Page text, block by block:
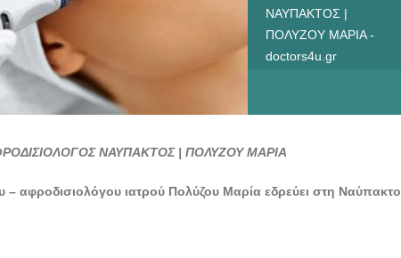
ΝΑΥΠΑΚΤΟΣ |
ΠΟΛΥΖΟΥ ΜΑΡΙΑ -
doctors4u.gr
ΝΑΥΠΑΚΤΟΣ | ΠΟΛΥΖΟΥ ΜΑΡΙΑ
– αφροδισιολόγου ιατρού Πολύζου Μαρία εδρεύει στη Ναύπακτο